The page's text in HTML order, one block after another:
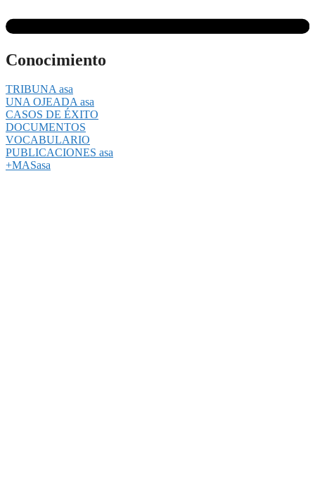
Conocimiento
TRIBUNA asa
UNA OJEADA asa
CASOS DE ÉXITO
DOCUMENTOS
VOCABULARIO
PUBLICACIONES asa
+MASasa